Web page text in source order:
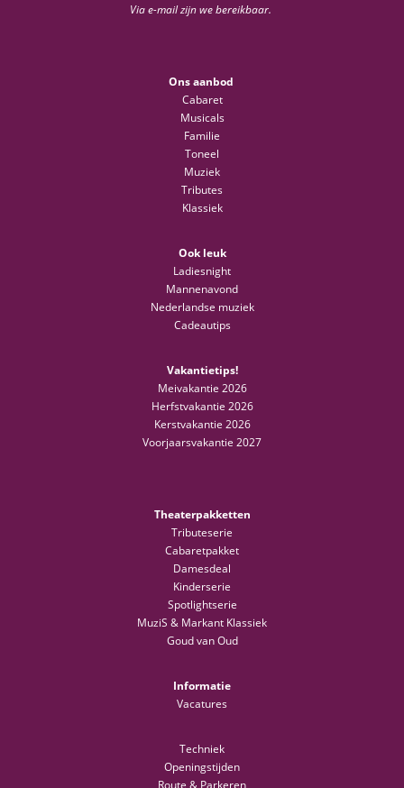
Via e-mail zijn we bereikbaar.
Ons aanbod
Cabaret
Musicals
Familie
Toneel
Muziek
Tributes
Klassiek
Ook leuk
Ladiesnight
Mannenavond
Nederlandse muziek
Cadeautips
Vakantietips!
Meivakantie 2026
Herfstvakantie 2026
Kerstvakantie 2026
Voorjaarsvakantie 2027
Theaterpakketten
Tributeserie
Cabaretpakket
Damesdeal
Kinderserie
Spotlightserie
MuziS & Markant Klassiek
Goud van Oud
Informatie
Vacatures
Techniek
Openingstijden
Route & Parkeren